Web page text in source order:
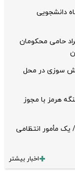
دانشجویی
حامی محکومان
آتش سوزی در محل
هرمز با مجوز
یک مأمور انتظامی
اخبار بیشتر